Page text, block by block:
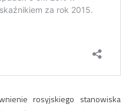
rosyjskiego stanowiska